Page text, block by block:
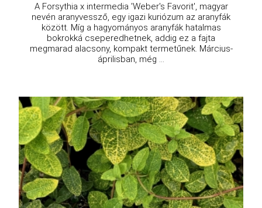
A Forsythia x intermedia 'Weber's Favorit', magyar
nevén aranyvessző, egy igazi kuriózum az aranyfák
között. Míg a hagyományos aranyfák hatalmas
bokrokká cseperedhetnek, addig ez a fajta
megmarad alacsony, kompakt termetűnek. Március-
áprilisban, még ...